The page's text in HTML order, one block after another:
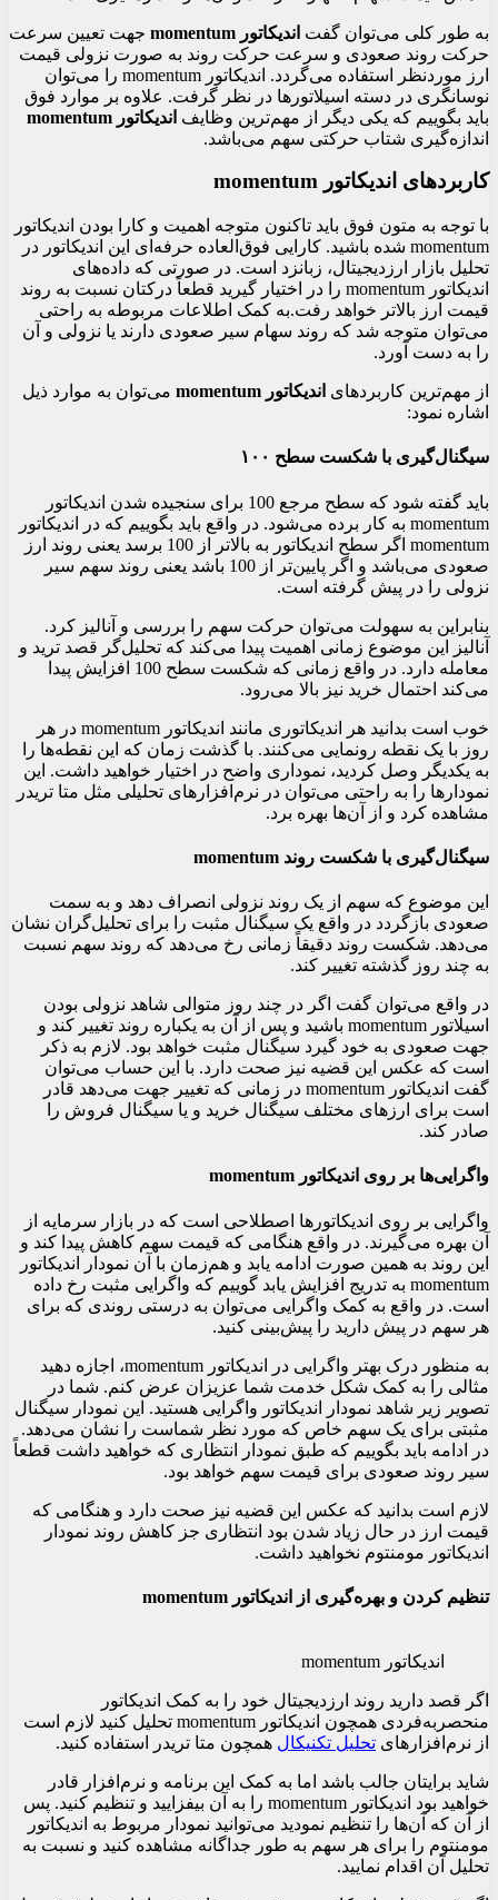
به طور کلی می‌توان گفت اندیکاتور momentum
جهت تعیین سرعت
حرکت روند صعودی و سرعت حرکت روند به صورت نزولی قیمت
ارز موردنظر استفاده می‌گردد. اندیکاتور momentum را می‌توان
نوسانگری در دسته اسیلاتورها در نظر گرفت. علاوه بر موارد فوق
باید بگوییم که یکی دیگر از مهم‌ترین وظایف اندیکاتور momentum
اندازه‌گیری شتاب حرکتی سهم می‌باشد.
کاربردهای اندیکاتور momentum
با توجه به متون فوق باید تاکنون متوجه اهمیت و کارا بودن اندیکاتور
momentum شده باشید. کارایی فوق‌العاده حرفه‌ای این اندیکاتور در
تحلیل بازار ارزدیجیتال، زبانزد است. در صورتی که داده‌های
اندیکاتور momentum را در اختیار گیرید قطعاً درکتان نسبت به روند
قیمت ارز بالاتر خواهد رفت.به کمک اطلاعات مربوطه به راحتی
می‌توان متوجه شد که روند سهام سیر صعودی دارند یا نزولی و آن
را به دست آورد.
از مهم‌ترین کاربردهای اندیکاتور momentum
می‌توان به موارد ذیل
اشاره نمود:
سیگنال‌گیری با شکست سطح ۱۰۰
باید گفته شود که سطح مرجع 100 برای سنجیده شدن اندیکاتور
momentum به کار برده می‌شود. در واقع باید بگوییم که در اندیکاتور
momentum اگر سطح اندیکاتور به بالاتر از 100 برسد یعنی روند ارز
صعودی می‌باشد و اگر پایین‌تر از 100 باشد یعنی روند سهم سیر
نزولی را در پیش گرفته است.
بنابراین به سهولت می‌توان حرکت سهم را بررسی و آنالیز کرد.
آنالیز این موضوع زمانی اهمیت پیدا می‌کند که تحلیل‌گر قصد ترید و
معامله دارد. در واقع زمانی که شکست سطح 100 افزایش پیدا
می‌کند احتمال خرید نیز بالا می‌رود.
خوب است بدانید هر اندیکاتوری مانند اندیکاتور momentum در هر
روز با یک نقطه رونمایی می‌کنند. با گذشت زمان که این نقطه‌ها را
به یکدیگر وصل کردید، نموداری واضح در اختیار خواهید داشت. این
نمودارها را به راحتی می‌توان در نرم‌افزارهای تحلیلی مثل متا تریدر
مشاهده کرد و از آن‌ها بهره برد.
سیگنال‌گیری با شکست روند momentum
این موضوع که سهم از یک روند نزولی انصراف دهد و به سمت
صعودی بازگردد در واقع یک سیگنال مثبت را برای تحلیل‌گران نشان
می‌دهد. شکست روند دقیقاً زمانی رخ می‌دهد که روند سهم نسبت
به چند روز گذشته تغییر کند.
در واقع می‌توان گفت اگر در چند روز متوالی شاهد نزولی بودن
اسیلاتور momentum باشید و پس از آن به یکباره روند تغییر کند و
جهت صعودی به خود گیرد سیگنال مثبت خواهد بود. لازم به ذکر
است که عکس این قضیه نیز صحت دارد. با این حساب می‌توان
گفت اندیکاتور momentum در زمانی که تغییر جهت می‌دهد قادر
است برای ارزهای مختلف سیگنال خرید و یا سیگنال فروش را
صادر کند.
واگرایی‌ها بر روی اندیکاتور momentum
واگرایی بر روی اندیکاتورها اصطلاحی است که در بازار سرمایه از
آن بهره می‌گیرند. در واقع هنگامی که قیمت سهم کاهش پیدا کند و
این روند به همین صورت ادامه یابد و هم‌زمان با آن نمودار اندیکاتور
momentum به تدریج افزایش یابد گوییم که واگرایی مثبت رخ داده
است. در واقع به کمک واگرایی می‌توان به درستی روندی که برای
هر سهم در پیش دارید را پیش‌بینی کنید.
به منظور درک بهتر واگرایی در اندیکاتور momentum، اجازه دهید
مثالی را به کمک شکل خدمت شما عزیزان عرض کنم. شما در
تصویر زیر شاهد نمودار اندیکاتور واگرایی هستید. این نمودار سیگنال
مثبتی برای یک سهم خاص که مورد نظر شماست را نشان می‌دهد.
در ادامه باید بگوییم که طبق نمودار انتظاری که خواهید داشت قطعاً
سیر روند صعودی برای قیمت سهم خواهد بود.
لازم است بدانید که عکس این قضیه نیز صحت دارد و هنگامی که
قیمت ارز در حال زیاد شدن بود انتظاری جز کاهش روند نمودار
اندیکاتور مومنتوم نخواهید داشت.
تنظیم کردن و بهره‌گیری از اندیکاتور momentum
اندیکاتور momentum
اگر قصد دارید روند ارزدیجیتال خود را به کمک اندیکاتور
منحصربه‌فردی همچون اندیکاتور momentum تحلیل کنید لازم است
از نرم‌افزارهای تحلیل تکنیکال همچون متا تریدر استفاده کنید.
شاید برایتان جالب باشد اما به کمک این برنامه و نرم‌افزار قادر
خواهید بود اندیکاتور momentum را به آن بیفزایید و تنظیم کنید. پس
از آن که آن‌ها را تنظیم نمودید می‌توانید نمودار مربوط به اندیکاتور
مومنتوم را برای هر سهم به طور جداگانه مشاهده کنید و نسبت به
تحلیل آن اقدام نمایید.